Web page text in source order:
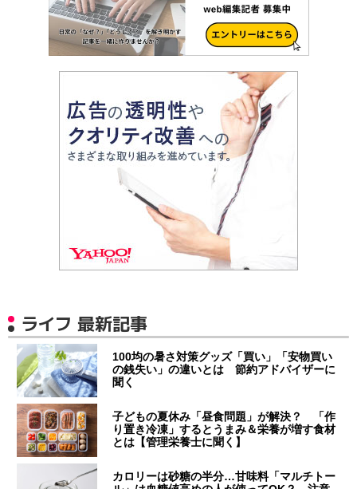
ライフ 最新記事
100均の暑さ対策グッズ「買い」「安物買い
の銭失い」の違いとは 節約アドバイザーに
聞く
子どもの夏休み「昼食問題」が解決？ 「作
り置き冷凍」するとうまみ＆栄養が増す食材
とは【管理栄養士に聞く】
カロリーは砂糖の半分…甘味料「マルチトー